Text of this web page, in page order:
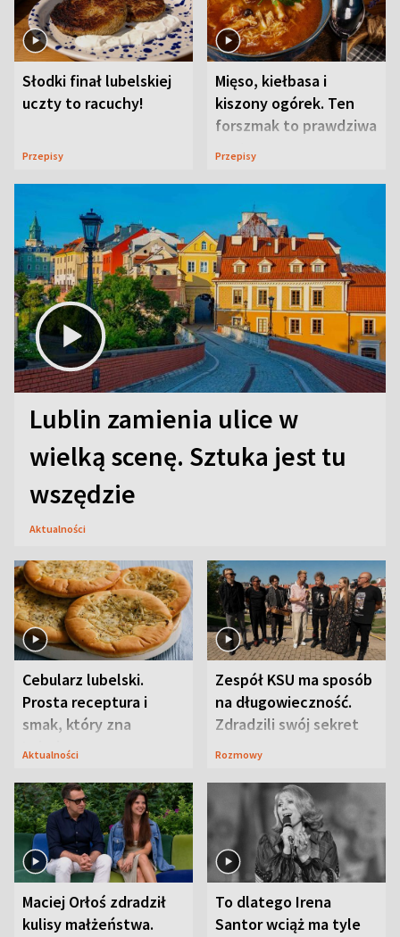
Słodki finał lubelskiej
uczty to racuchy!
Przepisy
Mięso, kiełbasa i
kiszony ogórek. Ten
forszmak to prawdziwa
uczta
Przepisy
Lublin zamienia ulice w
wielką scenę. Sztuka jest tu
wszędzie
Aktualności
Cebularz lubelski.
Prosta receptura i
smak, który zna
Lubelszczyzna
Aktualności
Zespół KSU ma sposób
na długowieczność.
Zdradzili swój sekret
Rozmowy
Maciej Orłoś zdradził
kulisy małżeństwa.
To dlatego Irena
Santor wciąż ma tyle